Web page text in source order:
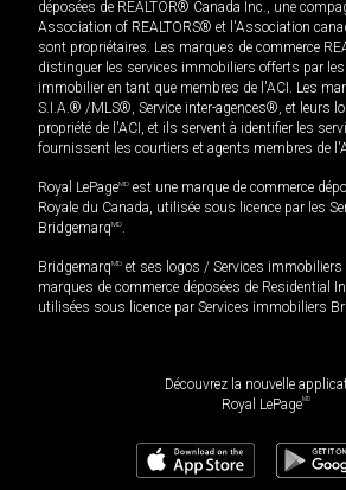
déposées de REALTOR® Canada Inc., une
Association of REALTORS® et l'Association
sont propriétaires. Les marques de commerce
distinguer les services immobiliers offerts par
immobilier en tant que membres de l'ACI. Les
S.I.A.® /MLS®, Service inter-agences®, et leurs
propriété de l'ACI, et ils servent à identifier les
fournissent les courtiers et agents membres de
Royal LePageMD est une marque de commerce
Royale du Canada, utilisée sous licence par les
BridgemarqMD.
BridgemarqMD et ses logos / Services immobiliers
marques de commerce déposées de Residential
utilisées sous licence par Services immobiliers
Découvrez la nouvelle
Royal LePageMD